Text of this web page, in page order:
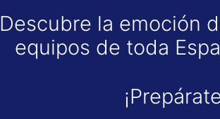
Descubre la emoción
equipos de toda